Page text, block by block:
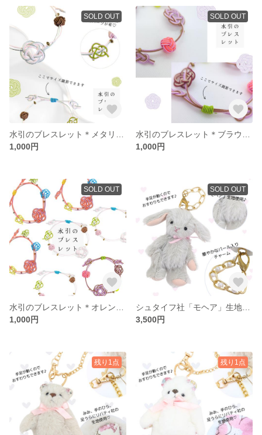
SOLD OUT
1,000円
SOLD OUT
1,000円
SOLD OUT
1,000円
SOLD OUT
3,500円
残り1点 残り1点